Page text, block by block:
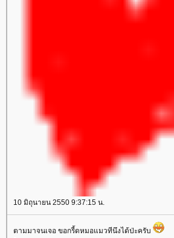
10 มิถุนายน 2550 9:37:15 น.
ตามมาจนเจอ ขอกรี้ดหมอแมวทีนึงได้ป่ะครับ